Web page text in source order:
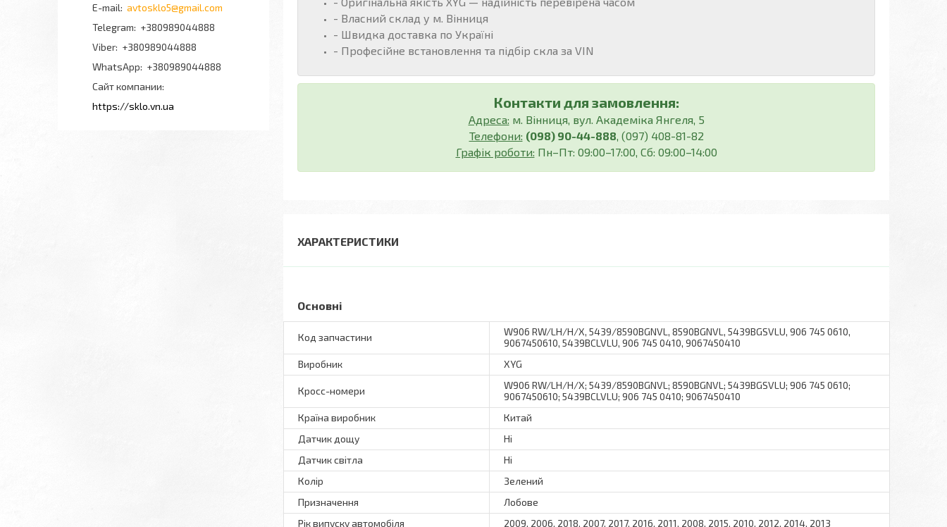
- Власний склад у м. Вінниця
- Швидка доставка по Україні
- Професійне встановлення та підбір скла за VIN
Контакти для замовлення:
Адреса: м. Вінниця, вул. Академіка Янгеля, 5
Телефони: (098) 90-44-888 , (097) 408-81-82
Графік роботи: Пн–Пт: 09:00–17:00, Сб: 09:00–14:00
ХАРАКТЕРИСТИКИ
Основні
Код запчастини
W906 RW/LH/H/X, 5439/8590BGNVL, 8590BGNVL, 5439BGSVLU, 906 745 0610,
9067450610, 5439BCLVLU, 906 745 0410, 9067450410
Виробник
XYG
Кросс-номери
W906 RW/LH/H/X; 5439/8590BGNVL; 8590BGNVL; 5439BGSVLU; 906 745 0610;
9067450610; 5439BCLVLU; 906 745 0410; 9067450410
Країна виробник
Китай
Датчик дощу
Ні
Датчик світла
Ні
Колір
Зелений
Призначення
Лобове
Рік випуску автомобіля
2009, 2006, 2018, 2007, 2017, 2016, 2011, 2008, 2015, 2010, 2012, 2014, 2013
avtosklo5@gmail.com
+380989044888
+380989044888
+380989044888
Сайт компании
https://sklo.vn.ua